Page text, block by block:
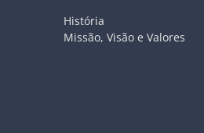
História
Missão, Visão e Valores